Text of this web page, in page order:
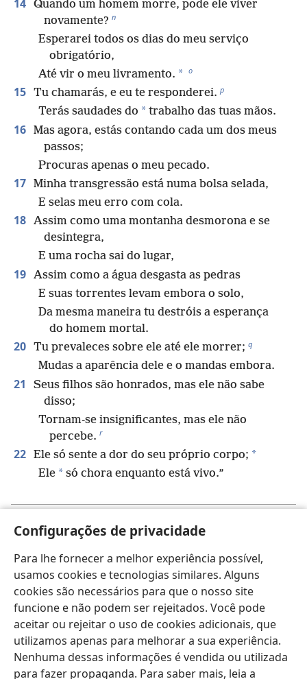
Configurações de privacidade
Para lhe fornecer a melhor experiência possível,
usamos cookies e tecnologias similares. Alguns
cookies são necessários para que o nosso site
funcione e não podem ser rejeitados. Você pode
aceitar ou rejeitar o uso de cookies adicionais, que
utilizamos apenas para melhorar a sua experiência.
Nenhuma dessas informações é vendida ou utilizada
para fazer propaganda. Para saber mais, leia a
14 Quando um homem morre, pode ele viver
novamente? n
Esperarei todos os dias do meu serviço
obrigatório,
Até vir o meu livramento. * o
15 Tu chamarás, e eu te responderei. p
Terás saudades do * trabalho das tuas mãos.
16 Mas agora, estás contando cada um dos meus
passos;
Procuras apenas o meu pecado.
17 Minha transgressão está numa bolsa selada,
E selas meu erro com cola.
18 Assim como uma montanha desmorona e se
desintegra,
E uma rocha sai do lugar,
19 Assim como a água desgasta as pedras
E suas torrentes levam embora o solo,
Da mesma maneira tu destróis a esperança
do homem mortal.
20 Tu prevaleces sobre ele até ele morrer; q
Mudas a aparência dele e o mandas embora.
21
Seus filhos são honrados, mas ele não sabe
disso;
Tornam-se insignificantes, mas ele não
percebe. r
22 Ele só sente a dor do seu próprio corpo; *
Ele * só chora enquanto está vivo.”
Anterior
Direitos autorais desta publicação
Copyright
2026
Watch Tower Bible and Tract Society of
Pennsylvania.
TERMOS DE USO|POLÍTICA DE PRIVACIDADE|CONFIGURAÇÕES
DE PRIVACIDADE